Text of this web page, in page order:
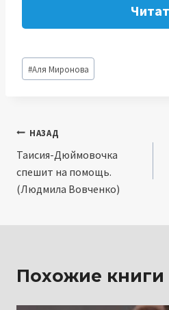
Метки
записи:
#Аля Миронова
Навигация
по
записям
НАЗАД
Таисия-Дюймовочка
спешит на помощь.
(Людмила Вовченко)
Похожие книги